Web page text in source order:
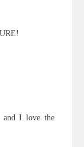
I love the